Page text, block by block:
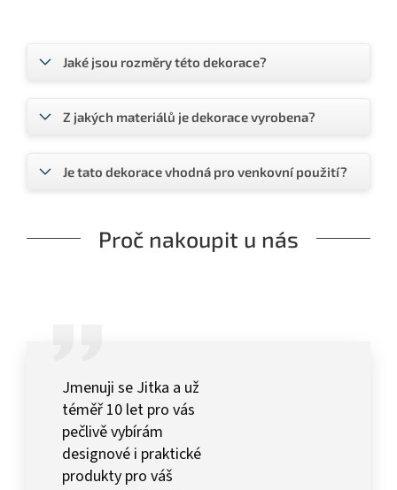
Jaké jsou rozměry této dekorace?
Z jakých materiálů je dekorace vyrobena?
Je tato dekorace vhodná pro venkovní použití?
Proč nakoupit u nás
Jmenuji se Jitka a už
téměř 10 let pro vás
pečlivě vybírám
designové i praktické
produkty pro váš